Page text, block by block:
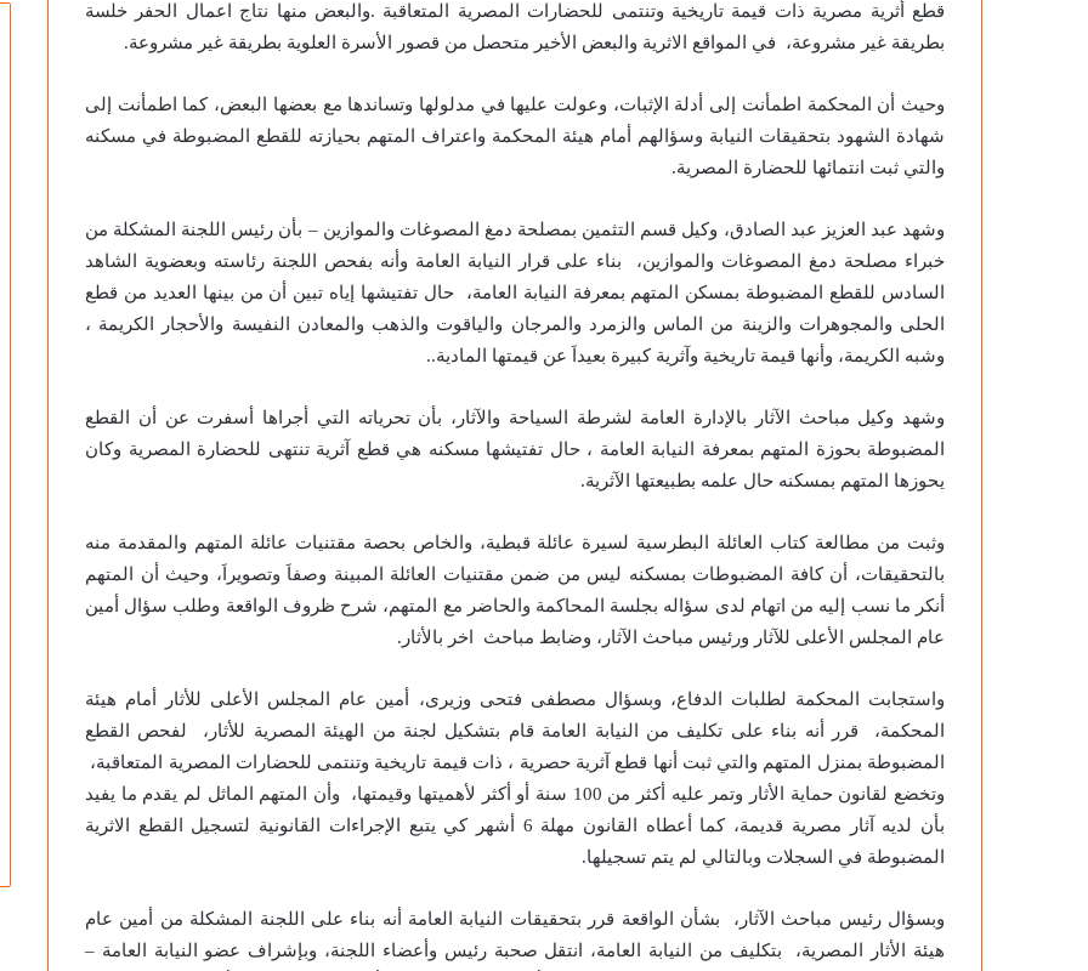
قطع أثرية مصرية ذات قيمة تاريخية وتنتمى للحضارات المصرية المتعاقبة .والبعض منها نتاج اعمال الحفر خلسة
بطريقة غير مشروعة، في المواقع الاثرية والبعض الأخير متحصل من قصور الأسرة العلوية بطريقة غير مشروعة.
وحيث أن المحكمة اطمأنت إلى أدلة الإثبات، وعولت عليها في مدلولها وتساندها مع بعضها البعض، كما اطمأنت إلى
شهادة الشهود بتحقيقات النيابة وسؤالهم أمام هيئة المحكمة واعتراف المتهم بحيازته للقطع المضبوطة في مسكنه
والتي ثبت انتمائها للحضارة المصرية.
وشهد عبد العزيز عبد الصادق، وكيل قسم التثمين بمصلحة دمغ المصوغات والموازين – بأن رئيس اللجنة المشكلة من
خبراء مصلحة دمغ المصوغات والموازين، بناء على قرار النيابة العامة وأنه بفحص اللجنة رئاسته وبعضوية الشاهد
السادس للقطع المضبوطة بمسكن المتهم بمعرفة النيابة العامة، حال تفتيشها إياه تبين أن من بينها العديد من قطع
الحلى والمجوهرات والزينة من الماس والزمرد والمرجان والياقوت والذهب والمعادن النفيسة والأحجار الكريمة ،
وشبه الكريمة، وأنها قيمة تاريخية وآثرية كبيرة بعيداَ عن قيمتها المادية..
وشهد وكيل مباحث الآثار بالإدارة العامة لشرطة السياحة والآثار، بأن تحرياته التي أجراها أسفرت عن أن القطع
المضبوطة بحوزة المتهم بمعرفة النيابة العامة ، حال تفتيشها مسكنه هي قطع آثرية تنتهى للحضارة المصرية وكان
يحوزها المتهم بمسكنه حال علمه بطبيعتها الآثرية.
وثبت من مطالعة كتاب العائلة البطرسية لسيرة عائلة قبطية، والخاص بحصة مقتنيات عائلة المتهم والمقدمة منه
بالتحقيقات، أن كافة المضبوطات بمسكنه ليس من ضمن مقتنيات العائلة المبينة وصفاَ وتصويراَ، وحيث أن المتهم
أنكر ما نسب إليه من اتهام لدى سؤاله بجلسة المحاكمة والحاضر مع المتهم، شرح ظروف الواقعة وطلب سؤال أمين
عام المجلس الأعلى للآثار ورئيس مباحث الآثار، وضابط مباحث اخر بالأثار.
واستجابت المحكمة لطلبات الدفاع، وبسؤال مصطفى فتحى وزيرى، أمين عام المجلس الأعلى للأثار أمام هيئة
المحكمة، قرر أنه بناء على تكليف من النيابة العامة قام بتشكيل لجنة من الهيئة المصرية للأثار، لفحص القطع
المضبوطة بمنزل المتهم والتي ثبت أنها قطع آثرية حصرية ، ذات قيمة تاريخية وتنتمى للحضارات المصرية المتعاقبة،
وتخضع لقانون حماية الأثار وتمر عليه أكثر من 100 سنة أو أكثر لأهميتها وقيمتها، وأن المتهم الماثل لم يقدم ما يفيد
بأن لديه آثار مصرية قديمة، كما أعطاه القانون مهلة 6 أشهر كي يتبع الإجراءات القانونية لتسجيل القطع الاثرية
المضبوطة في السجلات وبالتالي لم يتم تسجيلها.
وبسؤال رئيس مباحث الآثار، بشأن الواقعة قرر بتحقيقات النيابة العامة أنه بناء على اللجنة المشكلة من أمين عام
هيئة الأثار المصرية، بتكليف من النيابة العامة، انتقل صحبة رئيس وأعضاء اللجنة، وبإشراف عضو النيابة العامة –